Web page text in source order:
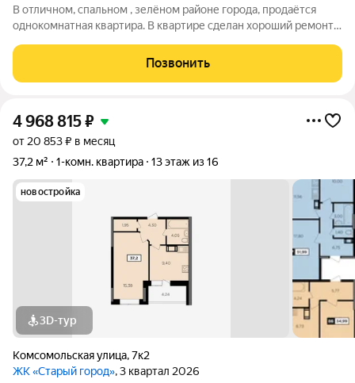
В отличном, спальном , зелёном районе города, продаётся
однокомнатная квартира. В квартире сделан хороший ремонт,
Санузел совмещен. Имеется, кладовая , которую можно
обустроить под
Позвонить
4 968 815₽
от 20 853 ₽ в месяц
37,2 м²
1-комн. квартира 13 этаж из 16
новостройка
3D-тур
Комсомольская улица,7к2
ЖК «Старый город», 3 квартал 2026